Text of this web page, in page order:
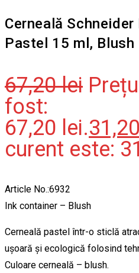
Cerneală
Pastel 15 ml, Blush
67,20lei
fost:
67,20 lei.31,20
curent este:
Article No.:6932
Ink container – Blush
Cerneală pastel într-o sticlă
ușoară și ecologică folosind
Culoare cerneală – blush.